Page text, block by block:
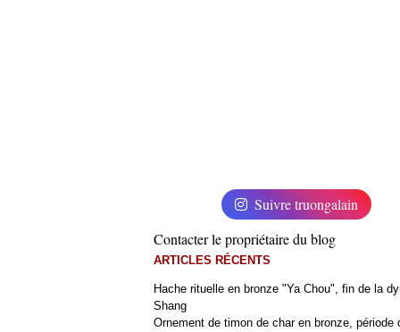
Suivre truongalain
Contacter le propriétaire du blog
ARTICLES RÉCENTS
Hache rituelle en bronze "Ya Chou", fin de la
Shang
Ornement de timon de char en bronze, période